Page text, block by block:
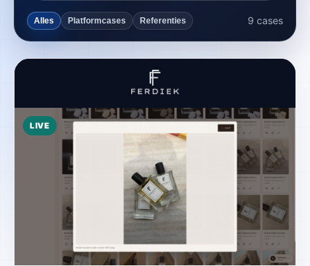
Alles Platformcases Referenties 9 cases
LIVE